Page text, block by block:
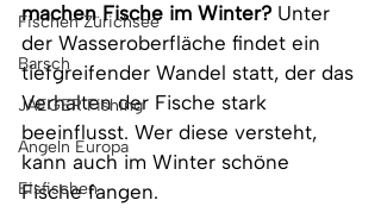
Fischen Zürichsee
Barsch
JAEGER Fishing
Angeln Europa
Eisfischen
machen Fische im Winter? Unter
der Wasseroberfläche findet ein
tiefgreifender Wandel statt, der das
Verhalten der Fische stark
beeinflusst. Wer diese versteht,
kann auch im Winter schöne
Fische fangen.